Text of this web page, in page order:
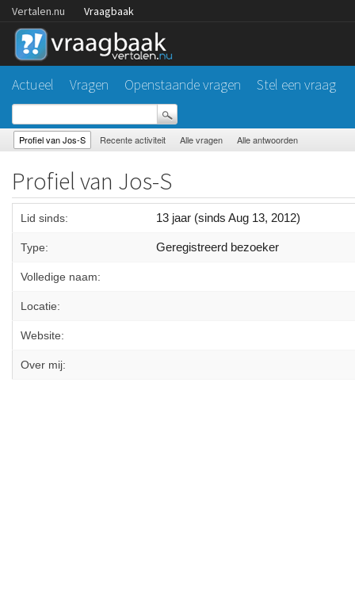
Vertalen.nu Vraagbaak
Actueel Vragen Openstaande vragen Stel een vraag
Profiel van Jos-S Recente activiteit Alle vragen Alle antwoorden
Profiel van Jos-S
Lid sinds: 13 jaar (sinds Aug 13, 2012)
Type: Geregistreerd bezoeker
Volledige naam:
Locatie:
Website:
Over mij: